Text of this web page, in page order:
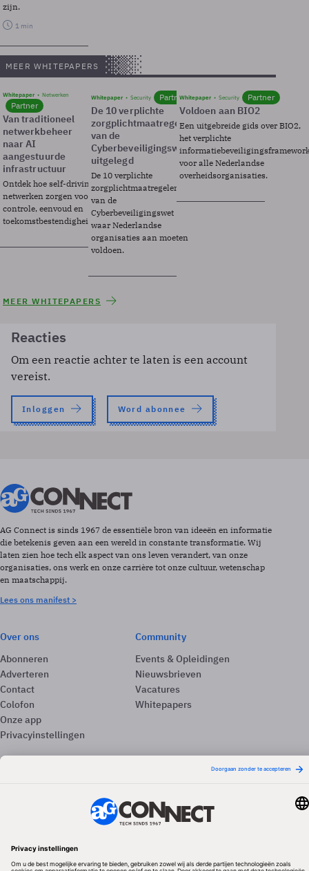
zijn.
1 min
MEER WHITEPAPERS
Whitepaper Netwerken
Partner
Van traditioneel
netwerkbeheer
naar AI
aangestuurde
infrastructuur
Ontdek hoe self-driving
netwerken zorgen voor
controle, eenvoud en
toekomstbestendigheid.
Whitepaper Security Partner
De 10 verplichte
zorgplichtmaatregelen
van de
Cyberbeveiligingswet
uitgelegd
De 10 verplichte
zorgplichtmaatregelen
van de
Cyberbeveiligingswet
waar Nederlandse
organisaties aan moeten
voldoen.
Whitepaper Security Partner
Voldoen aan BIO2
Een uitgebreide gids over BIO2,
het verplichte
voor alle Nederlandse
overheidsorganisaties.
MEER WHITEPAPERS
Reacties
Om een reactie achter te laten is een account
vereist.
Inloggen Word abonnee
AG Connect is sinds 1967 de essentiële bron van ideeën en informatie
die betekenis geven aan een wereld in constante transformatie. Wij
laten zien hoe tech elk aspect van ons leven verandert, van onze
organisaties, ons werk en onze carrière tot onze cultuur, wetenschap
en maatschappij.
Lees ons manifest >
Over ons
Abonneren
Adverteren
Contact
Colofon
Onze app
Privacyinstellingen
Community
Events & Opleidingen
Nieuwsbrieven
Vacatures
Whitepapers
Redactionele partner